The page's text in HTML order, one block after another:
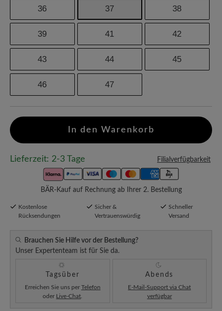
36 37 38
39 41 42
43 44 45
46 47
In den Warenkorb
Lieferzeit: 2-3 Tage Filialverfügbarkeit
BÄR-Kauf auf Rechnung ab Ihrer 2. Bestellung
Kostenlose
Rücksendungen
Sicher &
Vertrauenswürdig
Schneller
Versand
Brauchen Sie Hilfe vor der Bestellung?
Unser Expertenteam ist für Sie da.
Tagsüber
Erreichen Sie uns per Telefon
oder Live-Chat
Abends
E-Mail-Support via Chat
verfügbar